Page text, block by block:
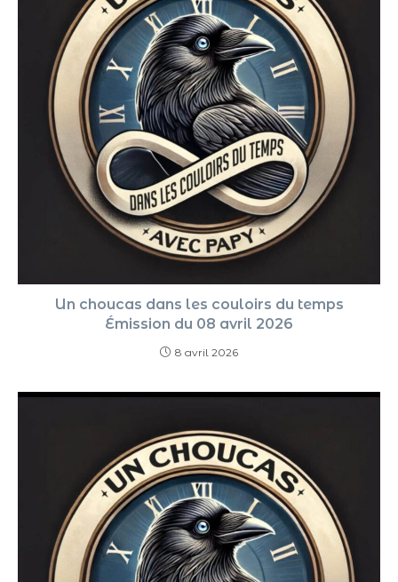
Un choucas dans les couloirs du temps
Émission du 08 avril 2026
8 avril 2026